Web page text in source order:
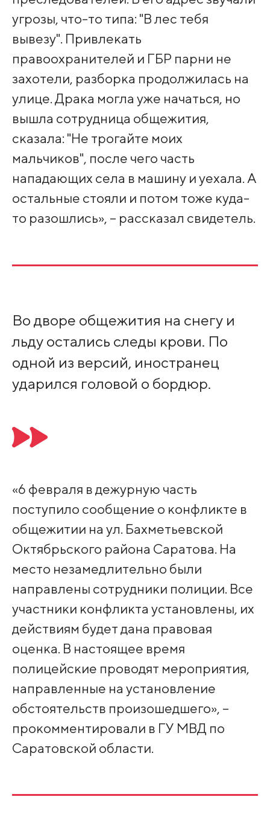
угрозы, что-то типа: "В лес тебя
вывезу". Привлекать
правоохранителей и ГБР парни не
захотели, разборка продолжилась на
улице. Драка могла уже начаться, но
вышла сотрудница общежития,
сказала: "Не трогайте моих
мальчиков", после чего часть
нападающих села в машину и уехала. А
остальные стояли и потом тоже куда-
то разошлись», – рассказал свидетель.
Во дворе общежития на снегу и
льду остались следы крови. По
одной из версий, иностранец
ударился головой о бордюр.
«6 февраля в дежурную часть
поступило сообщение о конфликте в
общежитии на ул. Бахметьевской
Октябрьского района Саратова. На
место незамедлительно были
направлены сотрудники полиции. Все
участники конфликта установлены, их
действиям будет дана правовая
оценка. В настоящее время
полицейские проводят мероприятия,
направленные на установление
обстоятельств произошедшего», –
прокомментировали в ГУ МВД по
Саратовской области.